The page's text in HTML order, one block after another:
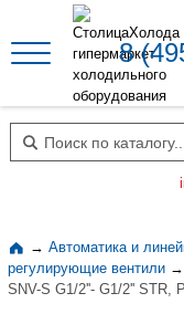
8
Поиск по каталогу
→ Автоматика и
регулирующие вентили →
SNV-S G1/2''- G1/2'' STR,